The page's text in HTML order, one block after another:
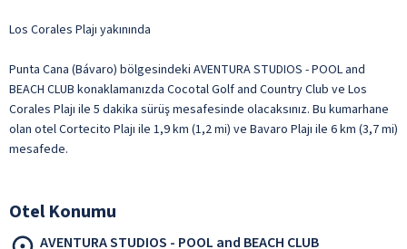
Los Corales Plajı yakınında
Punta Cana (Bávaro) bölgesindeki AVENTURA STUDIOS - POOL and
BEACH CLUB konaklamanızda Cocotal Golf and Country Club ve Los
Corales Plajı ile 5 dakika sürüş mesafesinde olacaksınız. Bu kumarhane
olan otel Cortecito Plajı ile 1,9 km (1,2 mi) ve Bavaro Plajı ile 6 km (3,7 mi)
mesafede.
Otel Konumu
AVENTURA STUDIOS - POOL and BEACH CLUB